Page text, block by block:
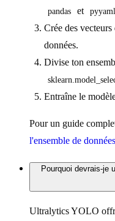
pandas et pyyaml
Crée des
données.
Divise ton
Entraîne le
Pour un guide
l'ensemble de
Pourquoi devrais-je
Ultralytics YOLO